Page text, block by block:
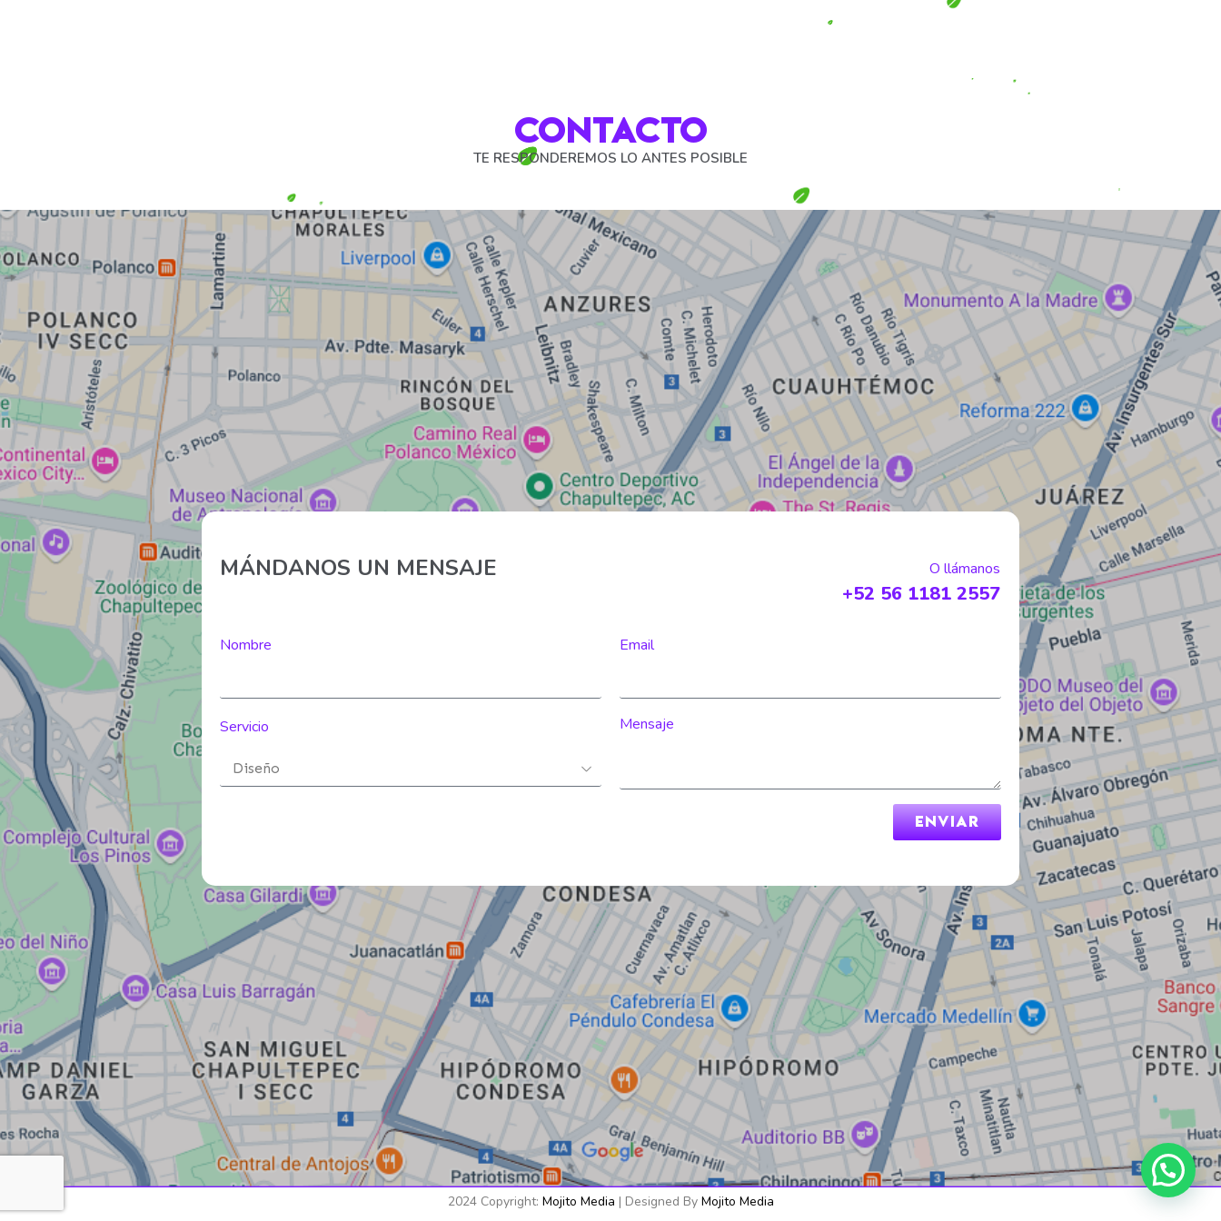
CONTACTO
TE RESPONDEREMOS LO ANTES POSIBLE
MÁNDANOS UN MENSAJE O llámanos
+52 56 1181 2557
Nombre Email
Servicio Mensaje
Enviar
¿Buscas una colaboración para tu próximo proyecto?
CONTÁCTANOS contacto@mojitomedia.mx
Aviso de Privacidad
Términos y condiciones
2024 Copyright: Mojito Media | Designed By Mojito Media